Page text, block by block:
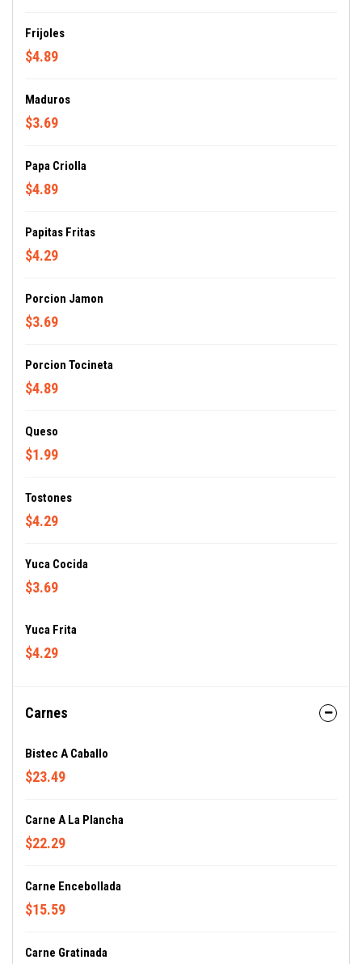
Frijoles
$4.89
Maduros
$3.69
Papa Criolla
$4.89
Papitas Fritas
$4.29
Porcion Jamon
$3.69
Porcion Tocineta
$4.89
Queso
$1.99
Tostones
$4.29
Yuca Cocida
$3.69
Yuca Frita
$4.29
Carnes
Bistec A Caballo
$23.49
Carne A La Plancha
$22.29
Carne Encebollada
$15.59
Carne Gratinada